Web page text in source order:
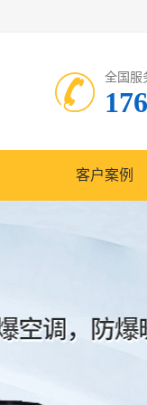
全国服
客户案例